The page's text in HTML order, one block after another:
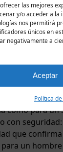
las mejores
y/o acceder a la
nos permitirá
únicos en
negativamente a
Aceptar
Política
definida,
elegante
y
y
como para
con
que
un hombre